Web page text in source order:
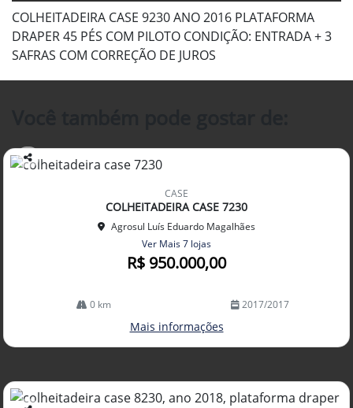
COLHEITADEIRA CASE 9230 ANO 2016 PLATAFORMA
DRAPER 45 PÉS COM PILOTO CONDIÇÃO: ENTRADA + 3
SAFRAS COM CORREÇÃO DE JUROS
Co
CASE
COLHEITADEIRA CASE 7230
Agrosul Luís Eduardo Magalhães
Ver Mais 7 lojas
R$ 950.000,00
0 km 2017/2017
Mais informações